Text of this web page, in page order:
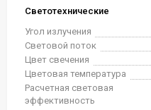
Светотехнические
Угол излучения
Световой поток
Цвет свечения
Цветовая температура
Расчетная световая
эффективность